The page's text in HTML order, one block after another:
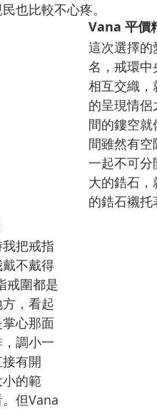
也比較不心疼。
Vana 平價
這次選擇
名，戒環中
相互交織，
的呈現情
間的鏤空
間雖然有
一起不可分
大的鋯石
的鋯石襯托
把戒指
不戴得
戒圍都是
，看起
心那面
調小一
有開
的範
但Vana